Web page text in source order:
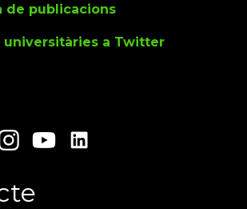
de publicacions
universitàries a Twitter